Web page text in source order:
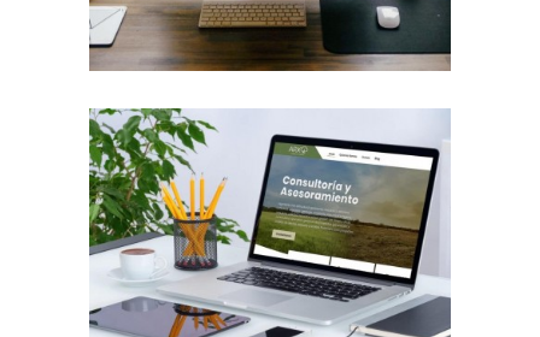
Diseño Web a Medida para Consultora
Trabajos Web